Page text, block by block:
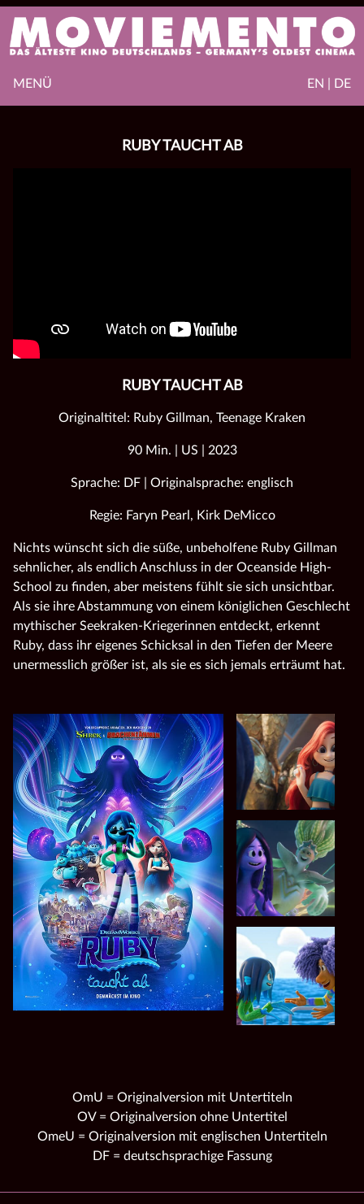
EN | DE
MENÜ
RUBY TAUCHT AB
RUBY TAUCHT AB
Originaltitel: Ruby Gillman, Teenage Kraken
90 Min. | US | 2023
Sprache: DF | Originalsprache: englisch
Regie: Faryn Pearl, Kirk DeMicco
Nichts wünscht sich die süße, unbeholfene Ruby Gillman
sehnlicher, als endlich Anschluss in der Oceanside High-
School zu finden, aber meistens fühlt sie sich unsichtbar.
Als sie ihre Abstammung von einem königlichen Geschlecht
mythischer Seekraken-Kriegerinnen entdeckt, erkennt
Ruby, dass ihr eigenes Schicksal in den Tiefen der Meere
unermesslich größer ist, als sie es sich jemals erträumt hat.
OmU = Originalversion mit Untertiteln
OV = Originalversion ohne Untertitel
OmeU = Originalversion mit englischen Untertiteln
DF = deutschsprachige Fassung